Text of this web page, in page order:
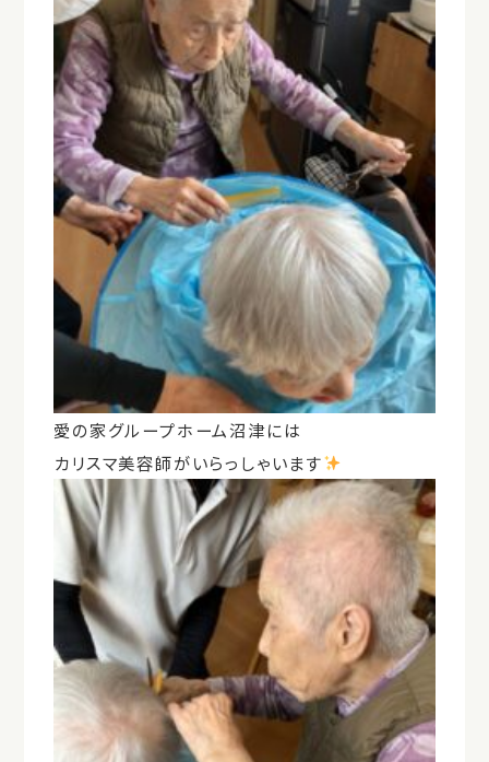
愛の家グループホーム沼津には
カリスマ美容師がいらっしゃいます